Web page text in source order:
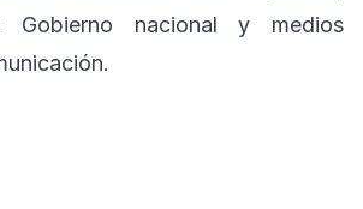
Gobierno nacional y medios